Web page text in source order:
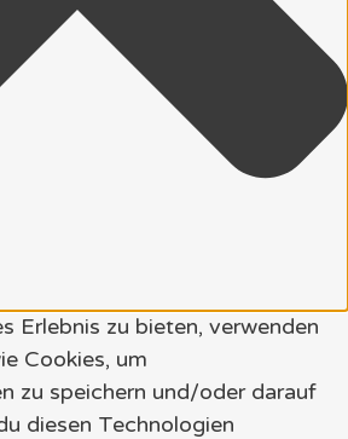
Erlebnis zu bieten, verwenden
Cookies, um
zu speichern und/oder darauf
diesen Technologien